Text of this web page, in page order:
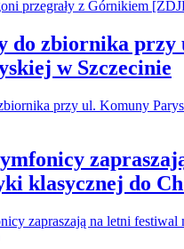
do zbiornika przy
w Szczecinie
klasycznej do